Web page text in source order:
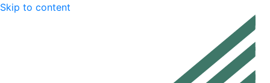
Skip to content